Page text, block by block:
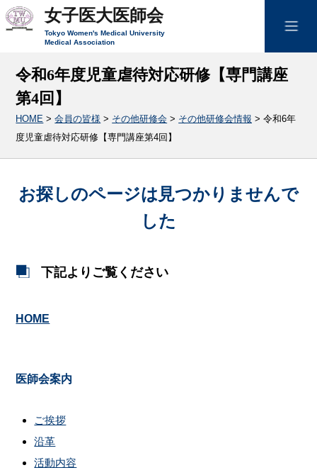
女子医大医師会
Tokyo Women's Medical University
Medical Association
令和6年度児童虐待対応研修【専門講座
第4回】
HOME >会員の皆様 > その他研修会 > その他研修会情報 > 令和6年
度児童虐待対応研修【専門講座第4回】
お探しのページは見つかりませんで
した
下記よりご覧ください
HOME
医師会案内
ご挨拶
沿革
活動内容